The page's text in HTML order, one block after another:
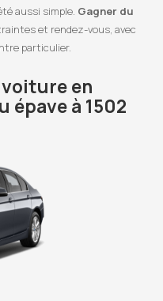
aussi simple. Gagner du
et rendez-vous, avec
particulier.
en
épave à 1502